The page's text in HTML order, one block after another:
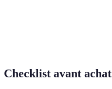
Checklist avant achat